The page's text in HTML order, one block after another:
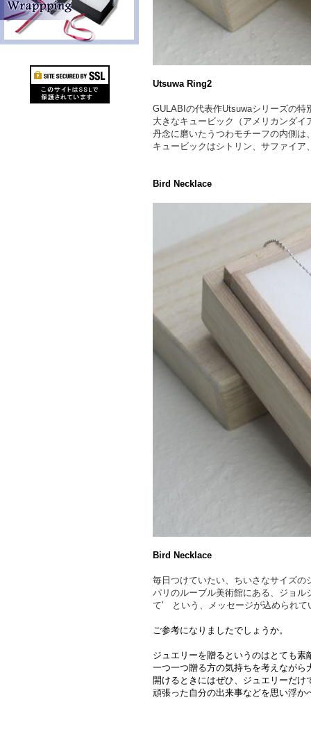
Utsuwa Ring2
GULABIの代表作Utsuwaシリーズの特
大きなキュービック（アメリカンダイ
丹念に磨いたうつわモチーフの内側
キュービックはシトリン、サファイ
Bird Necklace
Bird Necklace
毎日つけていたい、ちいさなサイズの
パリのルーブル美術館にある、ジョ
て' という、メッセージが込めら
ご参考になりましたでしょうか。
ジュエリーを贈るというのはとても素
一つ一つ贈る方の気持ちを考えなが
開けるときにはぜひ、ジュエリーだ
頑張った自分の出来事などを思い浮か